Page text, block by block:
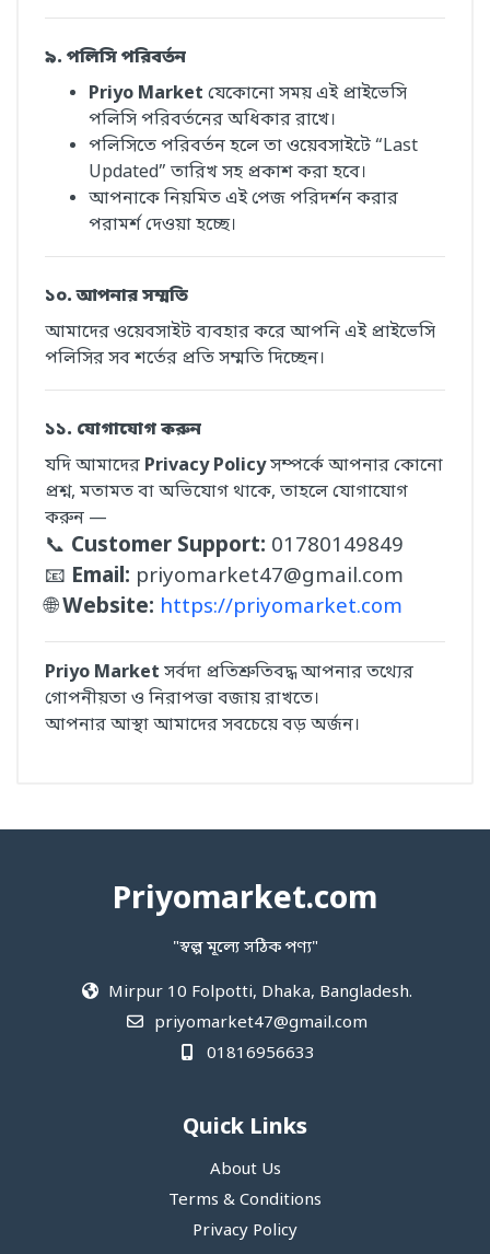
৯. পলিসি পরিবর্তন
Priyo Market যেকোনো সময় এই প্রাইভেসি
পলিসি পরিবর্তনের অধিকার রাখে।
পলিসিতে পরিবর্তন হলে তা ওয়েবসাইটে “Last
Updated” তারিখ সহ প্রকাশ করা হবে।
আপনাকে নিয়মিত এই পেজ পরিদর্শন করার
পরামর্শ দেওয়া হচ্ছে।
১০. আপনার সম্মতি
আমাদের ওয়েবসাইট ব্যবহার করে আপনি এই প্রাইভেসি
পলিসির সব শর্তের প্রতি সম্মতি দিচ্ছেন।
১১. যোগাযোগ করুন
যদি আমাদের Privacy Policyসম্পর্কে আপনার কোনো
প্রশ্ন, মতামত বা অভিযোগ থাকে, তাহলে যোগাযোগ
করুন —
📞 Customer Support: 01780149849
📧 Email: priyomarket47@gmail.com
🌐Website: https://priyomarket.com
Priyo Market সর্বদা প্রতিশ্রুতিবদ্ধ আপনার তথ্যের
গোপনীয়তা ও নিরাপত্তা বজায় রাখতে।
আপনার আস্থা আমাদের সবচেয়ে বড় অর্জন।
Priyomarket.com
"স্বল্প মূল্যে সঠিক পণ্য"
Mirpur 10 Folpotti, Dhaka, Bangladesh.
priyomarket47@gmail.com
01816956633
Quick Links
About Us
Terms & Conditions
Privacy Policy